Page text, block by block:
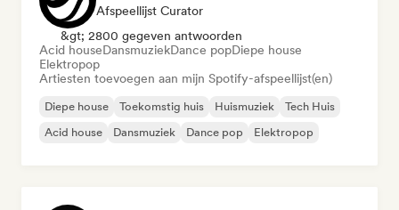
Afspeellijst Curator
&gt; 2800 gegeven antwoorden
Acid houseDansmuziekDance popDiepe house
Elektropop
Artiesten toevoegen aan mijn Spotify-afspeellijst(en)
Diepe house Toekomstig huis Huismuziek
Tech Huis
Acid house
Dansmuziek Dance pop Elektropop